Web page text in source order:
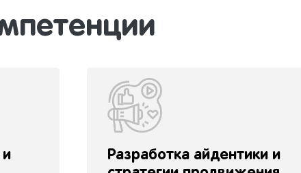
Разработка айдентики и